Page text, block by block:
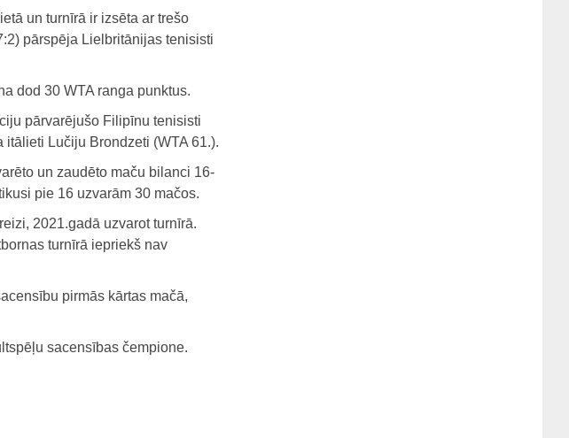
un turnīrā ir izsēta ar trešo
pārspēja Lielbritānijas tenisisti
dod 30 WTA ranga punktus.
pārvarējušo Filipīnu tenisisti
Lučiju Brondzeti (WTA 61.).
un zaudēto maču bilanci 16-
pie 16 uzvarām 30 mačos.
2021.gadā uzvarot turnīrā.
turnīrā iepriekš nav
pirmās kārtas mačā,
sacensības čempione.